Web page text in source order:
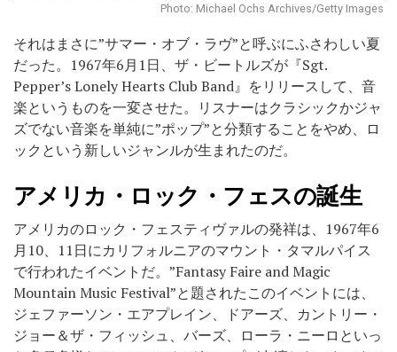
Photo: Michael Ochs Archives/Getty Images
それはまさに”サマー・オブ・ラヴ”と呼ぶにふさわしい夏
だった。1967年6月1日、ザ・ビートルズが『Sgt.
Pepper’s Lonely Hearts Club Band』をリリースして、音
楽というものを一変させた。リスナーはクラシックかジャ
ズでない音楽を単純に”ポップ”と分類することをやめ、ロ
ックという新しいジャンルが生まれたのだ。
アメリカ・ロック・フェスの誕生
アメリカのロック・フェスティヴァルの発祥は、1967年6
月10、11日にカリフォルニアのマウント・タマルパイス
で行われたイベントだ。”Fantasy Faire and Magic
Mountain Music Festival”と題されたこのイベントには、
ジェファーソン・エアプレイン、ドアーズ、カントリー・
ジョー＆ザ・フィッシュ、バーズ、ローラ・ニーロといっ